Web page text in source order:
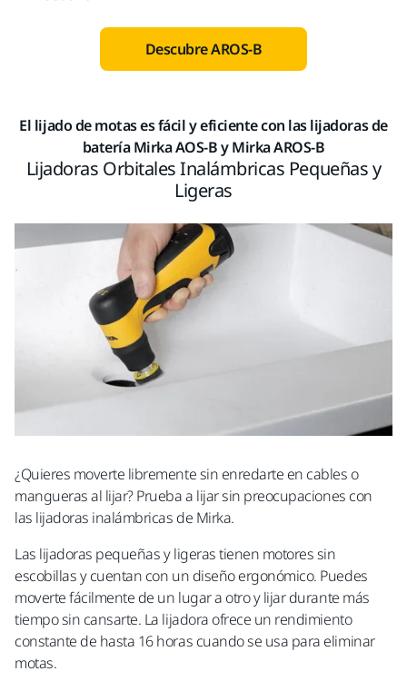
Descubre AROS-B
El lijado de motas es fácil y eficiente con las lijadoras de
batería Mirka AOS-B y Mirka AROS-B
Lijadoras Orbitales Inalámbricas Pequeñas y
Ligeras
¿Quieres moverte libremente sin enredarte en cables o
mangueras al lijar? Prueba a lijar sin preocupaciones con
las lijadoras inalámbricas de Mirka.
Las lijadoras pequeñas y ligeras tienen motores sin
escobillas y cuentan con un diseño ergonómico. Puedes
moverte fácilmente de un lugar a otro y lijar durante más
tiempo sin cansarte. La lijadora ofrece un rendimiento
constante de hasta 16 horas cuando se usa para eliminar
motas.